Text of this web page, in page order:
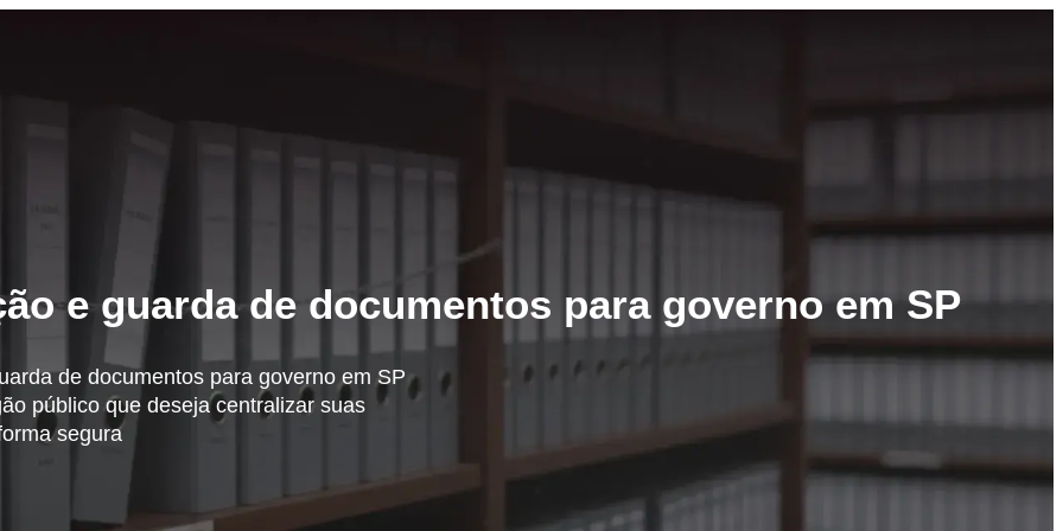
e guarda de documentos para governo em SP
de documentos para governo em SP
público que deseja centralizar suas
segura